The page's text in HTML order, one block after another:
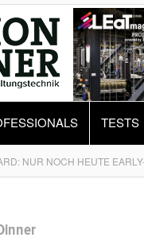
TESTS
NUR NOCH HEUTE